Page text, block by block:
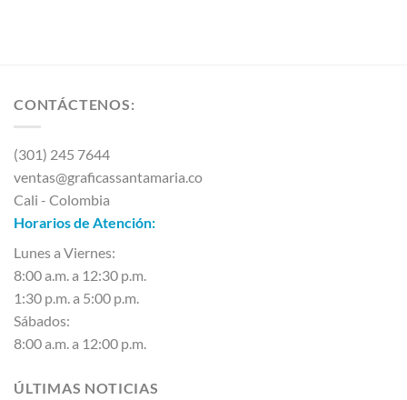
CONTÁCTENOS:
(301) 245 7644
ventas@graficassantamaria.co
Cali - Colombia
Horarios de Atención:
Lunes a Viernes:
8:00 a.m. a 12:30 p.m.
1:30 p.m. a 5:00 p.m.
Sábados:
8:00 a.m. a 12:00 p.m.
ÚLTIMAS NOTICIAS